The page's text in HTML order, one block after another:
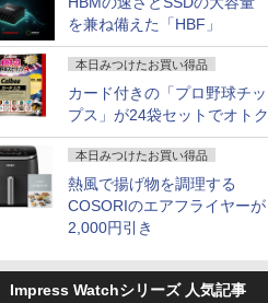
を兼ね備えた「HBF」
本日みつけたお買い得品
カード付きの「プロ野球チッ
プス」が24袋セットでオトク
本日みつけたお買い得品
熱風で揚げ物を調理する
COSORIのエアフライヤーが
2,000円引き
Impress Watchシリーズ 人気記事